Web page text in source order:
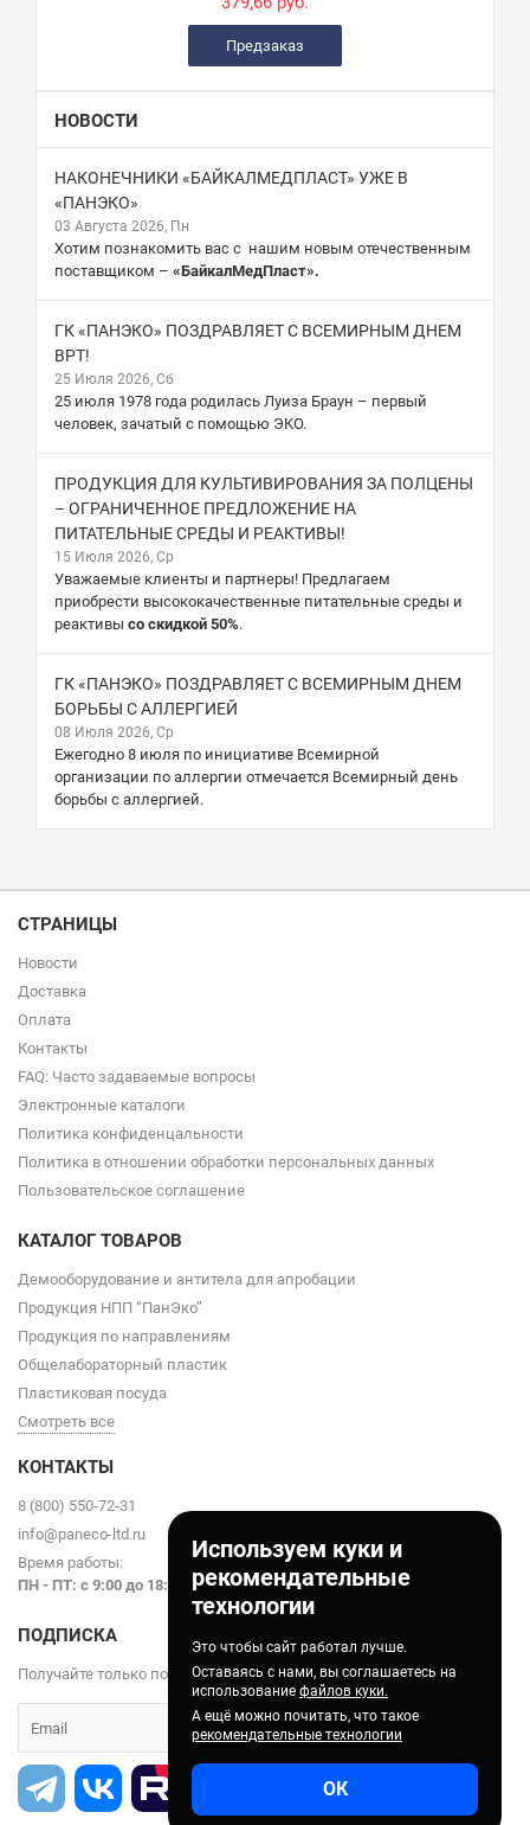
Используем куки и
рекомендательные
технологии
Это чтобы сайт работал лучше.
Оставаясь с нами, вы соглашаетесь на
использование файлов куки.
А ещё можно почитать, что такое
рекомендательные технологии
ОК
Предзаказ
НОВОСТИ
НАКОНЕЧНИКИ «БАЙКАЛМЕДПЛАСТ» УЖЕ В
«ПАНЭКО»
03 Августа 2026, Пн
Хотим познакомить вас с нашим новым отечественным
поставщиком – «БайкалМедПласт».
ГК «ПАНЭКО» ПОЗДРАВЛЯЕТ С ВСЕМИРНЫМ ДНЕМ
ВРТ!
25 Июля 2026, Сб
25 июля 1978 года родилась Луиза Браун – первый
человек, зачатый с помощью ЭКО.
ПРОДУКЦИЯ ДЛЯ КУЛЬТИВИРОВАНИЯ ЗА ПОЛЦЕНЫ
– ОГРАНИЧЕННОЕ ПРЕДЛОЖЕНИЕ НА
ПИТАТЕЛЬНЫЕ СРЕДЫ И РЕАКТИВЫ!
15 Июля 2026, Ср
Уважаемые клиенты и партнеры! Предлагаем
приобрести высококачественные питательные среды и
реактивы со скидкой 50%.
ГК «ПАНЭКО» ПОЗДРАВЛЯЕТ С ВСЕМИРНЫМ ДНЕМ
БОРЬБЫ С АЛЛЕРГИЕЙ
08 Июля 2026, Ср
Ежегодно 8 июля по инициативе Всемирной
организации по аллергии отмечается Всемирный день
борьбы с аллергией.
СТРАНИЦЫ
Новости
Доставка
Оплата
Контакты
FAQ: Часто задаваемые вопросы
Электронные каталоги
Политика конфиденцальности
Политика в отношении обработки персональных данных
Пользовательское соглашение
КАТАЛОГ ТОВАРОВ
Демооборудование и антитела для апробации
Продукция НПП “ПанЭко”
Продукция по направлениям
Общелабораторный пластик
Пластиковая посуда
Смотреть все
КОНТАКТЫ
8 (800) 550-72-31
info@paneco-ltd.ru
Время работы:
ПН - ПТ: с 9:00 до 18:00
ПОДПИСКА
Получайте только полезные статьи!